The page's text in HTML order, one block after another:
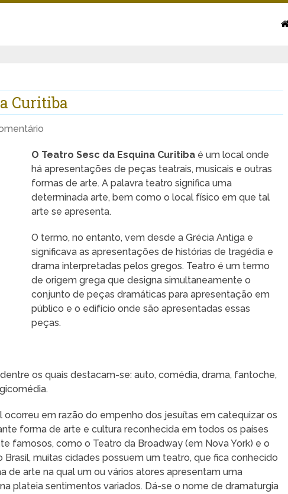
Curitiba
O Teatro Sesc da Esquina Curitiba é um local onde
há apresentações de peças teatrais, musicais e outras
formas de arte. A palavra teatro significa uma
determinada arte, bem como o local físico em que tal
arte se apresenta.
O termo, no entanto, vem desde a Grécia Antiga e
significava as apresentações de histórias de tragédia e
drama interpretadas pelos gregos. Teatro é um termo
de origem grega que designa simultaneamente o
conjunto de peças dramáticas para apresentação em
público e o edifício onde são apresentadas essas
peças.
os quais destacam-se: auto, comédia, drama, fantoche,
em razão do empenho dos jesuítas em catequizar os
forma de arte e cultura reconhecida em todos os países
famosos, como o Teatro da Broadway (em Nova York) e o
Brasil, muitas cidades possuem um teatro, que fica conhecido
de arte na qual um ou vários atores apresentam uma
plateia sentimentos variados. Dá-se o nome de dramaturgia